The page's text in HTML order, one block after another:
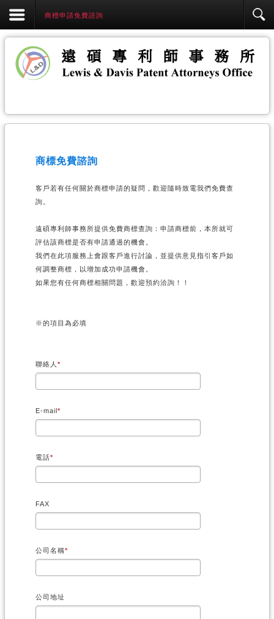
商標申請免費諮詢
商標免費諮詢
客戶若有任何關於商標申請的疑問，歡迎隨時致電我們免費查
詢。
遠碩專利師事務所提供免費商標查詢：申請商標前，本所就可
評估該商標是否有申請通過的機會。
我們在此項服務上會跟客戶進行討論，並提供意見指引客戶如
何調整商標，以增加成功申請機會。
如果您有任何商標相關問題，歡迎預約洽詢！！
※的項目為必填
聯絡人
E-mail
電話
FAX
公司名稱
公司地址